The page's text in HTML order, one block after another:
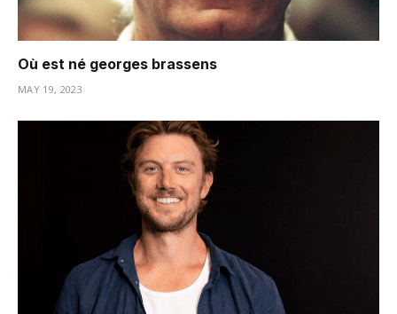
Où est né georges brassens
MAY 19, 2023